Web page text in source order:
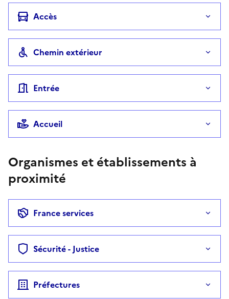
Accès
Chemin extérieur
Entrée
Accueil
Organismes et établissements à
proximité
France services
Sécurité - Justice
Préfectures